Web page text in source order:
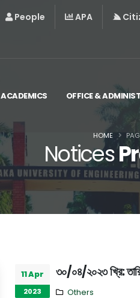
People APA
ACADEMICS OFFICE &
Notices
HOME
11 Apr
2023
৩০/০৪/২০২৩ খ্রি:
Others